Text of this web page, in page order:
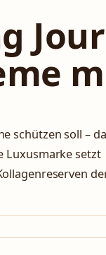
schützen soll –
Luxusmarke setzt